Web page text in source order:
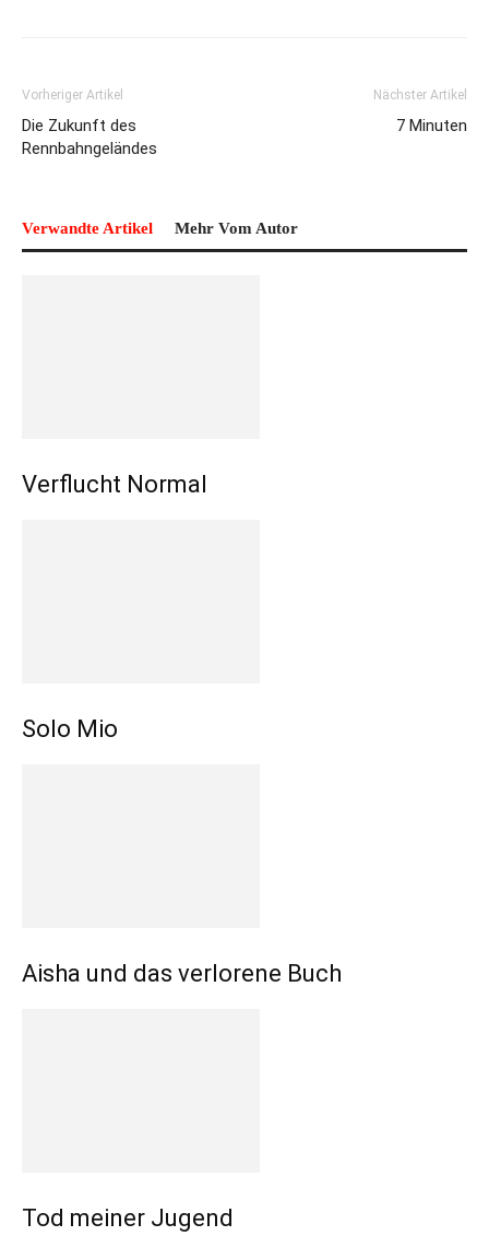
Vorheriger Artikel
Die Zukunft des
Rennbahngeländes
Nächster Artikel
7 Minuten
Verwandte Artikel Mehr Vom Autor
Verflucht Normal
Solo Mio
Aisha und das verlorene Buch
Tod meiner Jugend